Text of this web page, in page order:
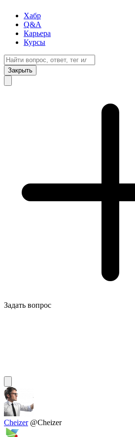
Хабр
Q&A
Карьера
Курсы
Закрыть
Задать вопрос
Cheizer @Cheizer